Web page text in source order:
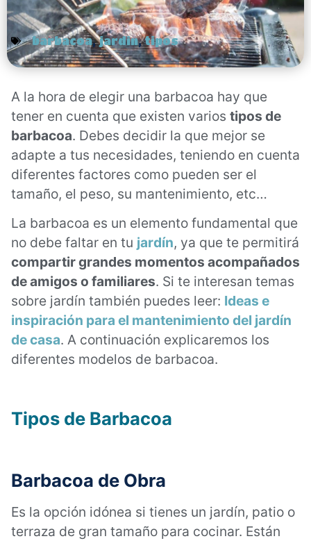
barbacoa,jardin,tipos
A la hora de elegir una barbacoa hay que
tener en cuenta que existen varios tipos de
barbacoa. Debes decidir la que mejor se
adapte a tus necesidades, teniendo en cuenta
diferentes factores como pueden ser el
tamaño, el peso, su mantenimiento, etc…
La barbacoa es un elemento fundamental que
no debe faltar en tu jardín, ya que te permitirá
compartir grandes momentos acompañados
de amigos o familiares. Si te interesan temas
sobre jardín también puedes leer: Ideas e
inspiración para el mantenimiento del jardín
de casa. A continuación explicaremos los
diferentes modelos de barbacoa.
Tipos de Barbacoa
Barbacoa de Obra
Es la opción idónea si tienes un jardín, patio o
terraza de gran tamaño para cocinar. Están